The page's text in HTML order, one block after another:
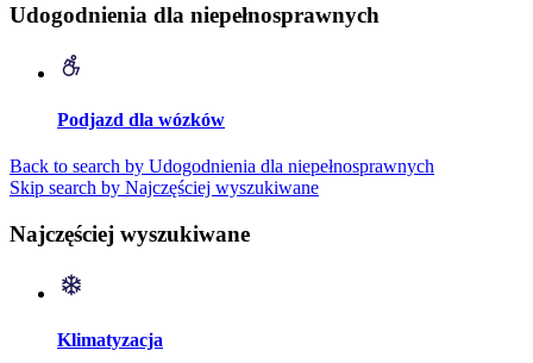
Udogodnienia dla niepełnosprawnych
Podjazd dla wózków
Back to search by Udogodnienia dla niepełnosprawnych
Skip search by Najczęściej wyszukiwane
Najczęściej wyszukiwane
Klimatyzacja